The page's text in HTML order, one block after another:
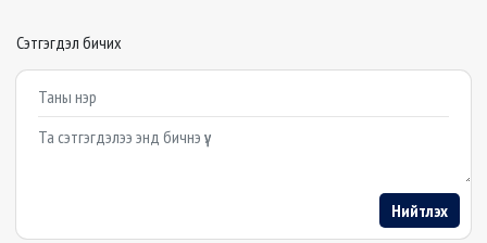
Сэтгэгдэл бичих
Example textarea
Нийтлэх